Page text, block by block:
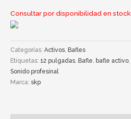
Consultar por disponibilidad en stock
Categorías:Activos ,Bafles
Etiquetas:12 pulgadas ,Bafle ,bafle activo
Sonido profesinal
Marca:skp